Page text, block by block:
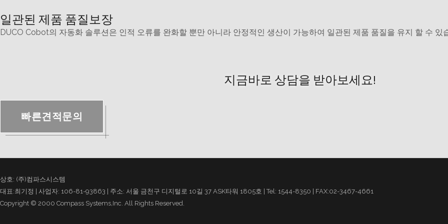
일관된 제품 품질보장
DUCO Cobot의 자동화 솔루션은 인적 오류를 완화할 뿐만 아니라 안정적인 생산이 가능하여 일관된 제품 품질을 유지 할 수 있
지금바로 상담을 받아보세요!
빠른견적문의
상호: (주)컴파스시스템
대표:최기정 | 사업자: 106-81-93863 | 주소: 서울 금천구 디지털로 10길 37 ASK타워 1805호 | Tel: 1544-8350 | FAX:02-3467-4661
Copyright © 2000 Compass Systems,Inc. All Rights Reserved.